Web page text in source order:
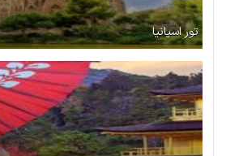
تور اسپانیا